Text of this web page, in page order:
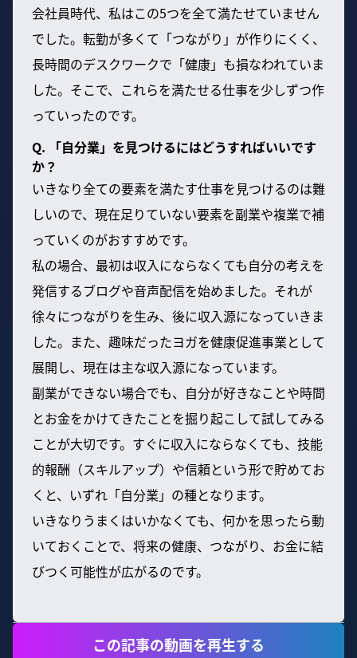
会社員時代、私はこの5つを全て満たせていません
でした。転勤が多くて「つながり」が作りにくく、
長時間のデスクワークで「健康」も損なわれていま
した。そこで、これらを満たせる仕事を少しずつ作
っていったのです。
Q. 「自分業」を見つけるにはどうすればいいです
か？
いきなり全ての要素を満たす仕事を見つけるのは難
しいので、現在足りていない要素を副業や複業で補
っていくのがおすすめです。
私の場合、最初は収入にならなくても自分の考えを
発信するブログや音声配信を始めました。それが
徐々につながりを生み、後に収入源になっていきま
した。また、趣味だったヨガを健康促進事業として
展開し、現在は主な収入源になっています。
副業ができない場合でも、自分が好きなことや時間
とお金をかけてきたことを掘り起こして試してみる
ことが大切です。すぐに収入にならなくても、技能
的報酬（スキルアップ）や信頼という形で貯めてお
くと、いずれ「自分業」の種となります。
いきなりうまくはいかなくても、何かを思ったら動
いておくことで、将来の健康、つながり、お金に結
びつく可能性が広がるのです。
この記事の動画を再生する